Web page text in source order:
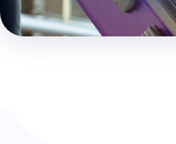
Дополнительный